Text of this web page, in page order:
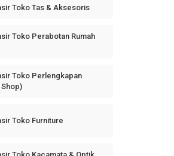
Toko Tas & Aksesoris
Toko Perabotan Rumah
Toko Perlengkapan
Toko Furniture